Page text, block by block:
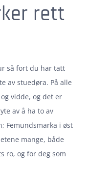
rett
så fort du har tatt
av stuedøra. På alle
vidde, og det er
av å ha to av
Femundsmarka i øst
mange, både
ro, og for deg som